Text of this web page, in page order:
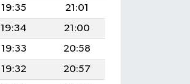
19:35
21:01
19:34
21:00
19:33
20:58
19:32
20:57